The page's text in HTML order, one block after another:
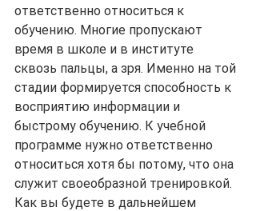
ответственно относиться к
обучению. Многие пропускают
время в школе и в институте
сквозь пальцы, а зря. Именно на той
стадии формируется способность к
восприятию информации и
быстрому обучению. К учебной
программе нужно ответственно
относиться хотя бы потому, что она
служит своеобразной тренировкой.
Как вы будете в дальнейшем